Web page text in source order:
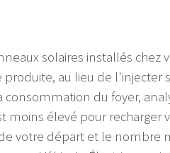
solaires installés chez
au lieu de l'injecter
consommation du foyer,
moins élevé pour recharger
votre départ et le nombre